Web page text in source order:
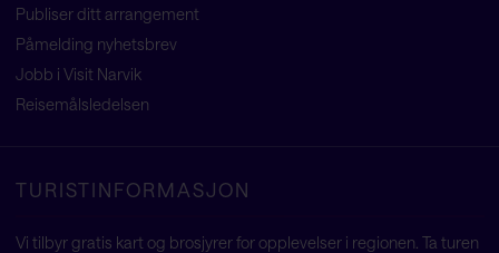
Publiser ditt arrangement
Påmelding nyhetsbrev
Jobb i Visit Narvik
Reisemålsledelsen
TURISTINFORMASJON
Vi tilbyr gratis kart og brosjyrer for opplevelser i regionen. Ta turen